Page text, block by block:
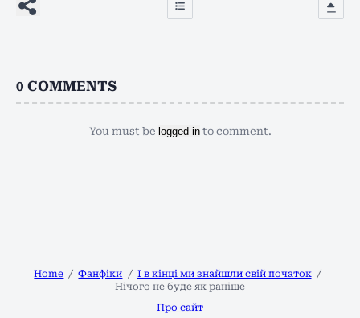
0 COMMENTS
You must be logged into comment.
Home Фанфіки
І в кінці ми знайшли свій початок
Нічого не буде як раніше
Про сайт